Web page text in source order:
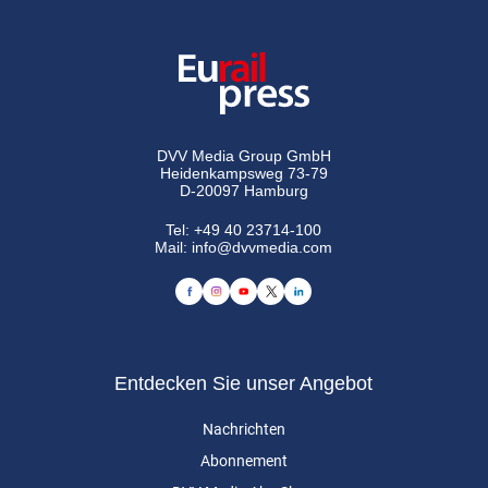
DVV Media Group GmbH
Heidenkampsweg 73-79
D-20097 Hamburg
Tel:+49 40 23714-100
Mail: info@dvvmedia.com
Entdecken Sie unser Angebot
Nachrichten
Abonnement